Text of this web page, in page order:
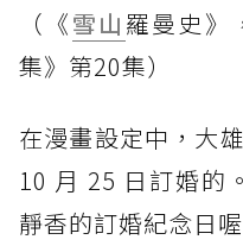
（《雪山 羅曼史》
集》第20集）
在漫畫設定中，大
10 月 25 日訂婚的
靜香的訂婚紀念日喔